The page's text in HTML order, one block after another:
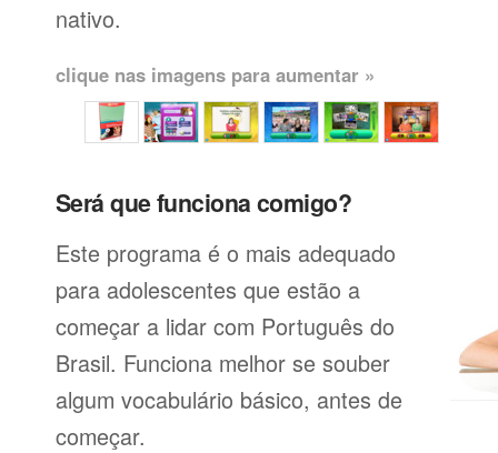
nativo.
clique nas imagens para aumentar »
Será que funciona comigo?
Este programa é o mais adequado
para adolescentes que estão a
começar a lidar com Português do
Brasil. Funciona melhor se souber
algum vocabulário básico, antes de
começar.